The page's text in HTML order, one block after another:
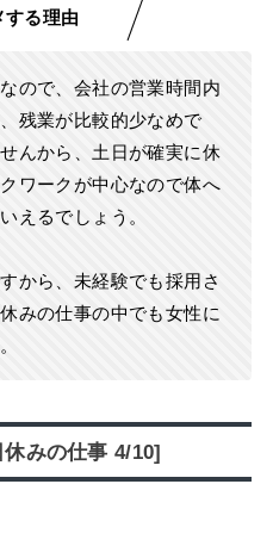
する理由
ので、会社の営業時間内
残業が比較的少なめで
んから、土日が確実に休
ワークが中心なので体へ
えるでしょう。
から、未経験でも採用さ
みの仕事の中でも女性に
みの仕事 4/10]